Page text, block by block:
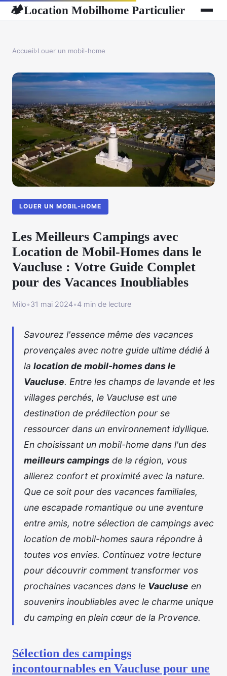
🏕Location Mobilhome Particulier
Accueil›Louer un mobil-home
LOUER UN MOBIL-HOME
Les Meilleurs Campings avec
Location de Mobil-Homes dans le
Vaucluse : Votre Guide Complet
pour des Vacances Inoubliables
Milo•31 mai 2024•4 min de lecture
Savourez l'essence même des vacances
provençales avec notre guide ultime dédié à
la location de mobil-homes dans le
Vaucluse. Entre les champs de lavande et les
villages perchés, le Vaucluse est une
destination de prédilection pour se
ressourcer dans un environnement idyllique.
En choisissant un mobil-home dans l'un des
meilleurs campings de la région, vous
allierez confort et proximité avec la nature.
Que ce soit pour des vacances familiales,
une escapade romantique ou une aventure
entre amis, notre sélection de campings avec
location de mobil-homes saura répondre à
toutes vos envies. Continuez votre lecture
pour découvrir comment transformer vos
prochaines vacances dans le Vaucluse en
souvenirs inoubliables avec le charme unique
du camping en plein cœur de la Provence.
Sélection des campings
incontournables en Vaucluse pour une